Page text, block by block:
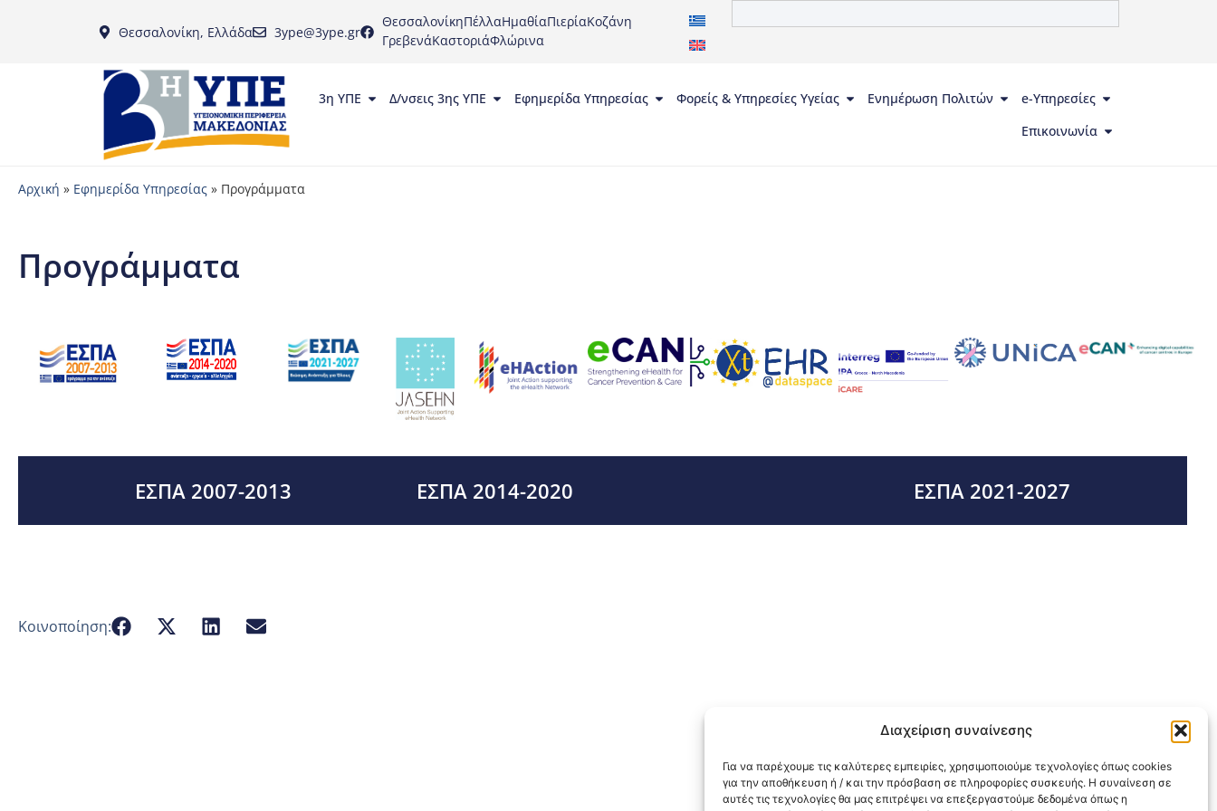
Διαχείριση συναίνεσης
Για να παρέχουμε τις καλύτερες εμπειρίες, χρησιμοποιούμε τεχνολογίες όπως cookies
για την αποθήκευση ή / και την πρόσβαση σε πληροφορίες συσκευής. Η συναίνεση σε
αυτές τις τεχνολογίες θα μας επιτρέψει να επεξεργαστούμε δεδομένα όπως η
Θεσσαλονίκη, Ελλάδα 3ype@3ype.gr
ΘεσσαλονίκηΠέλλαΗμαθίαΠιερίαΚοζάνη
ΓρεβενάΚαστοριάΦλώρινα
3η ΥΠΕ Δ/νσεις 3ης ΥΠΕ Εφημερίδα Υπηρεσίας Φορείς & Υπηρεσίες Υγείας Ενημέρωση Πολιτών
e-Υπηρεσίες
Επικοινωνία
Αρχική » Εφημερίδα Υπηρεσίας » Προγράμματα
Προγράμματα
ΕΣΠΑ 2007-2013 ΕΣΠΑ 2014-2020 ΕΣΠΑ 2021-2027
Κοινοποίηση: